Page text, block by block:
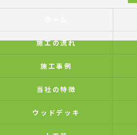
施工の流れ
施工事例
当社の特徴
ウッドデッキ